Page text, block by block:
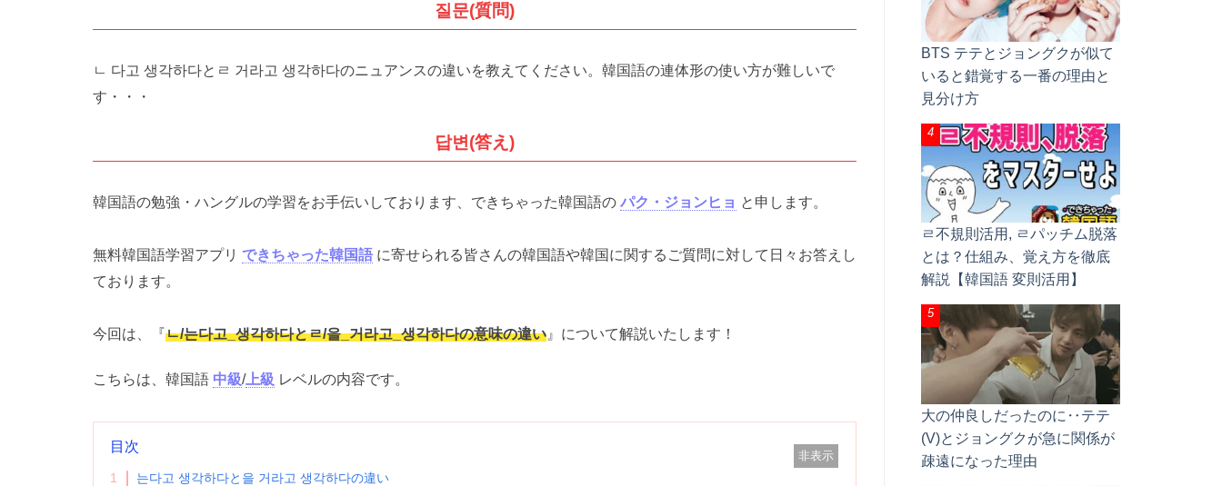
질문(質問)
ㄴ 다고 생각하다とㄹ 거라고 생각하다のニュアンスの違いを教えてください。韓国語の連体形の使い方が難しいで
す・・・
답변(答え)
韓国語の勉強・ハングルの学習をお手伝いしております、できちゃった韓国語の パク・ジョンヒョ と申します。
無料韓国語学習アプリ できちゃった韓国語 に寄せられる皆さんの韓国語や韓国に関するご質問に対して日々お答えし
ております。
今回は、『ㄴ/는다고_생각하다とㄹ/을_거라고_생각하다の意味の違い 』について解説いたします！
こちらは、韓国語 中級/上級 レベルの内容です。
目次
非表示
1 는다고 생각하다と을 거라고 생각하다の違い
BTS テテとジョングクが似て
いると錯覚する一番の理由と
見分け方
ㄹ不規則活用, ㄹパッチム脱落
とは？仕組み、覚え方を徹底
解説【韓国語 変則活用】
大の仲良しだったのに‥テテ
(V)とジョングクが急に関係が
疎遠になった理由